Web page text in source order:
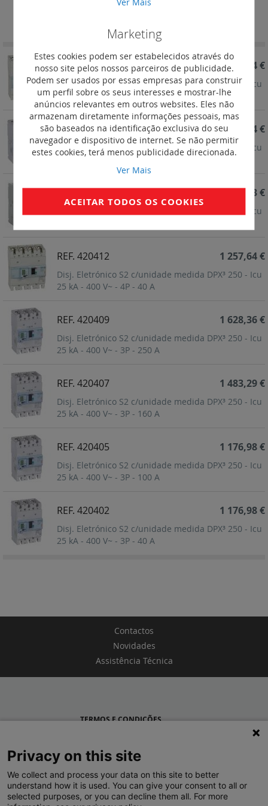
REF. 420419
Disj. Eletrónico S2 c/unidade medida DPX³ 250 - Icu
25 kA - 400 V~ - 4P - 250 A
1 709,04 €
REF. 420417
Disj. Eletrónico S2 c/unidade medida DPX³ 250 - Icu
25 kA - 400 V~ - 4P - 160 A
1 563,94 €
REF. 420415
Disj. Eletrónico S2 c/unidade medida DPX³ 250 - Icu
1 257,63 €
REF. 420412
Disj. Eletrónico S2 c/unidade medida DPX³ 250 - Icu
25 kA - 400 V~ - 4P - 40 A
1 257,64 €
REF. 420409
Disj. Eletrónico S2 c/unidade medida DPX³ 250 - Icu
25 kA - 400 V~ - 3P - 250 A
1 628,36 €
REF. 420407
Disj. Eletrónico S2 c/unidade medida DPX³ 250 - Icu
25 kA - 400 V~ - 3P - 160 A
1 483,29 €
REF. 420405
Disj. Eletrónico S2 c/unidade medida DPX³ 250 - Icu
25 kA - 400 V~ - 3P - 100 A
1 176,98 €
REF. 420402
Disj. Eletrónico S2 c/unidade medida DPX³ 250 - Icu
25 kA - 400 V~ - 3P - 40 A
1 176,98 €
Contactos
Novidades
Assistência Técnica
Marketing
Estes cookies podem ser estabelecidos através do
nosso site pelos nossos parceiros de publicidade.
Podem ser usados por essas empresas para construir
um perfil sobre os seus interesses e mostrar-lhe
anúncios relevantes em outros websites. Eles não
armazenam diretamente informações pessoais, mas
são baseados na identificação exclusiva do seu
navegador e dispositivo de internet. Se não permitir
estes cookies, terá menos publicidade direcionada.
Ver Mais
ACEITAR TODOS OS COOKIES
TERMOS E CONDIÇÕES
LEGRAND PORTUGAL
GRUPO LEGRAND NO MUNDO
Privacy on this site
We collect and process your data on this site to better
understand how it is used. You can give your consent to all or
selected purposes, or you can decline them all. For more